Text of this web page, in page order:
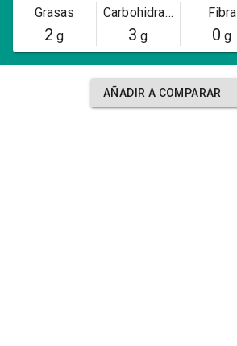
Grasas
2 g
Carbohidratos
3 g
Fibra
0 g
AÑADIR A COMPARAR